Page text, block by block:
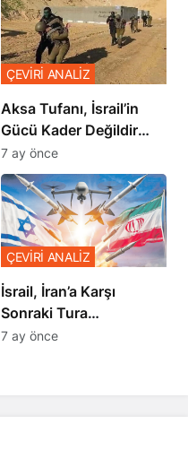
Aksa Tufanı, İsrail’in
Gücü Kader Değildir
Diyor
ÇEVİRİ ANALİZ
7 ay önce
İsrail, İran’a Karşı
Sonraki Tura
Hazırlanıyor
ÇEVİRİ ANALİZ
7 ay önce